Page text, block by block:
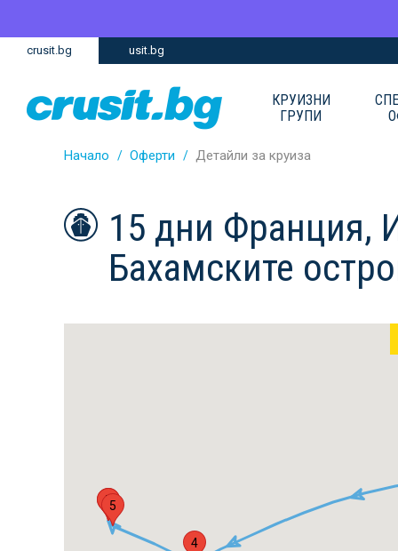
Премини
съдържание
Премини
crusit.bg usit.bg
КРУИЗНИ
ГРУПИ
Начало Оферти Детайли за круиза
15 дни Франция,
Бахамските
4
5
6
7